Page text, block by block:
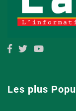
Les plus